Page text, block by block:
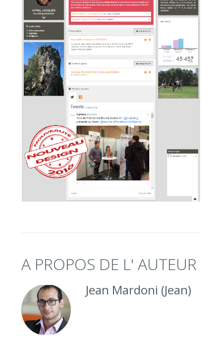
A PROPOS DE L' AUTEUR
Jean Mardoni (Jean)